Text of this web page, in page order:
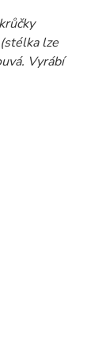
lze
Vyrábí